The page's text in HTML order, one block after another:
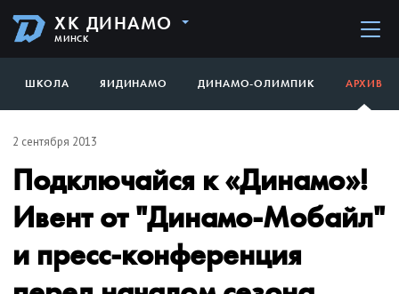
ХК ДИНАМО
МИНСК
ШКОЛА ЯИДИНАМО ДИНАМО-ОЛИМПИК АРХИВ
2 сентября 2013
Подключайся к «Динамо»!
Ивент от "Динамо-Мобайл"
и пресс-конференция